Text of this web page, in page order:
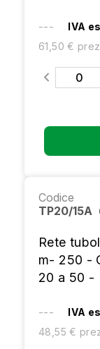
---
IVA
61,50 €
Codice
TP20/15A
Rete
m- 250 -
20 a 50 -
---
IVA
48,55 €